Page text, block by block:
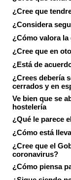
¿Cree que
¿Considera
¿Cómo valora
¿Cree que en
¿Está de
¿Crees debería
cerrados y en
Ve bien que se
hostelería
¿Qué le parece
¿Cómo está
¿Cree que el
coronavirus?
¿Cómo piensa